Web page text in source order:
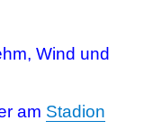
Wind und
am Stadion